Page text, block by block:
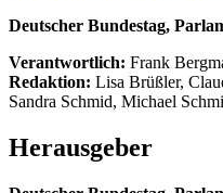
Deutscher Bundestag,
Verantwortlich: Frank
Redaktion: Lisa Brüßler,
Sandra Schmid, Michael
Herausgeber